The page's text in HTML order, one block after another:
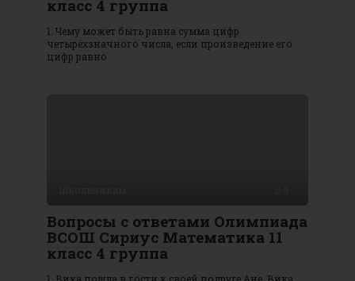
класс 4 группа
1. Чему может быть равна сумма цифр
четырёхзначного числа, если произведение его
цифр равно
Вопросы с ответами Олимпиада
ВСОШ Сириус Математика 11
класс 4 группа
1. Вика пошла в гости к своей подруге Ане. Вика